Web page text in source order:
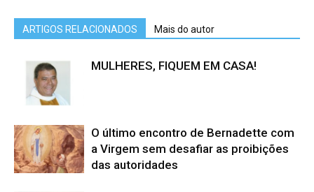
ARTIGOS RELACIONADOS Mais do autor
MULHERES, FIQUEM EM CASA!
O último encontro de Bernadette com
a Virgem sem desafiar as proibições
das autoridades